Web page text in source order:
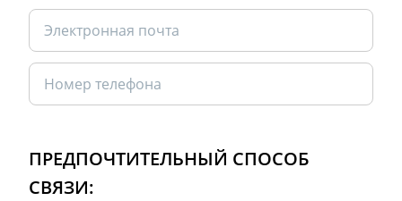
ПРЕДПОЧТИТЕЛЬНЫЙ СПОСОБ
СВЯЗИ: